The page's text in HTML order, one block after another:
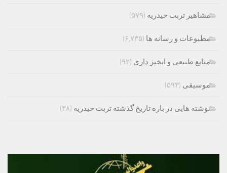
مشاهیر تربت حیدریه (۵۷۹)
مطبوعات و رسانه ها (۶,۷۳۵)
منابع طبیعی و ابخیز داری (۹۲)
موسیقی (۵۹۳)
نوشته هایی در باره تاریخ گذشته تربت حیدریه (۳۸)